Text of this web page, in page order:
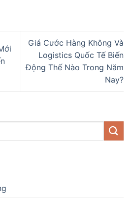
Giá Cước Hàng Không Và
Logistics Quốc Tế Biến
Động Thế Nào Trong Năm
Nay?